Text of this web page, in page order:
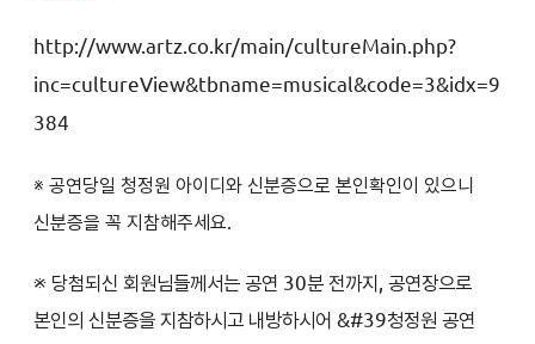
http://www.artz.co.kr/main/cultureMain.php?
inc=cultureView&tbname=musical&code=3&idx=9
384
※ 공연당일 청정원 아이디와 신분증으로 본인확인이 있으니
신분증을 꼭 지참해주세요.
※ 당첨되신 회원님들께서는 공연 30분 전까지, 공연장으로
본인의 신분증을 지참하시고 내방하시어 &#39청정원 공연